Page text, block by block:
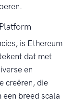
is Ethereum
dat met
en
creëren, die
breed scala